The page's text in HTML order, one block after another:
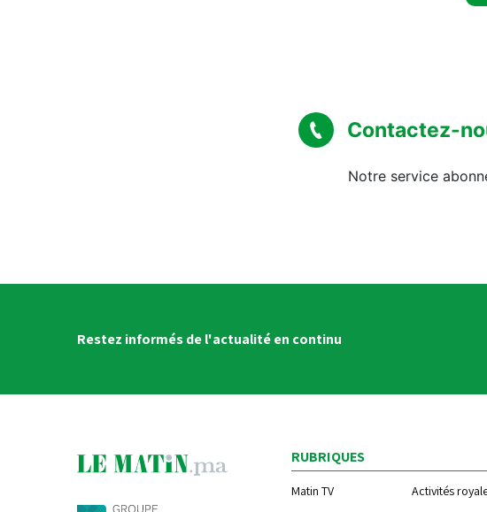
Contactez-
Notre service
Restez informés de l'actualité en continu
RUBRIQUES
Matin TV Activités